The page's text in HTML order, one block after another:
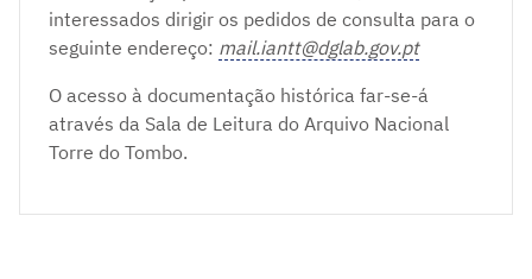
interessados dirigir os pedidos de consulta para o
seguinte endereço: mail.iantt@dglab.gov.pt
O acesso à documentação histórica far-se-á
através da Sala de Leitura do Arquivo Nacional
Torre do Tombo.